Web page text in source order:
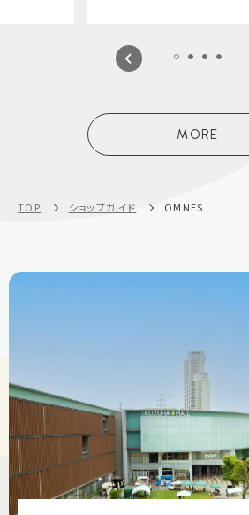
MORE
TOP ショップガイド OMNES